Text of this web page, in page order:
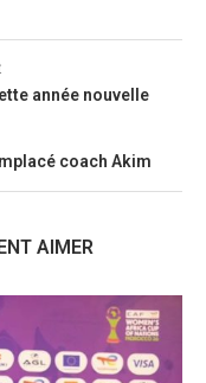
année nouvelle
coach Akim
AIMER